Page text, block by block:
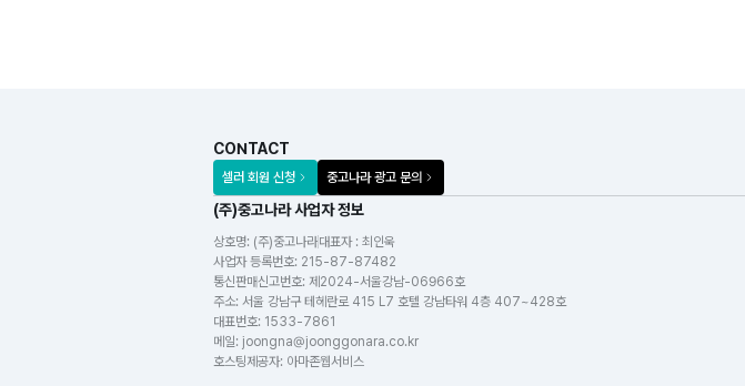
CONTACT
셀러 회원 신청 중고나라 광고 문의
(주)중고나라 사업자 정보
상호명: (주)중고나라대표자 : 최인욱
사업자 등록번호: 215-87-87482
통신판매신고번호: 제2024-서울강남-06966호
주소: 서울 강남구 테헤란로 415 L7 호텔 강남타워 4층 407~428호
대표번호: 1533-7861
메일: joongna@joonggonara.co.kr
호스팅제공자: 아마존웹서비스